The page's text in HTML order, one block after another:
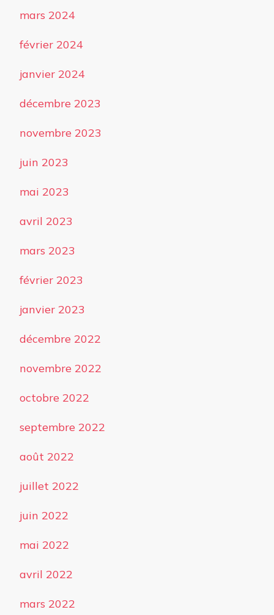
mars 2024
février 2024
janvier 2024
décembre 2023
novembre 2023
juin 2023
mai 2023
avril 2023
mars 2023
février 2023
janvier 2023
décembre 2022
novembre 2022
octobre 2022
septembre 2022
août 2022
juillet 2022
juin 2022
mai 2022
avril 2022
mars 2022